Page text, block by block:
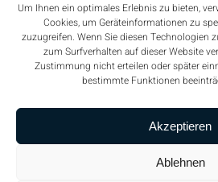
Um Ihnen ein optimales Erlebnis zu bieten,
Cookies, um Geräteinformationen zu
zuzugreifen. Wenn Sie diesen Technologien
zum Surfverhalten auf dieser Website
Zustimmung nicht erteilen oder später
bestimmte Funktionen
Akzeptieren
Ablehnen
Untere Dorfstr. 9c
85653 Aying
Telefon: 08095 5369969
info@immobilien-meilhaus.de